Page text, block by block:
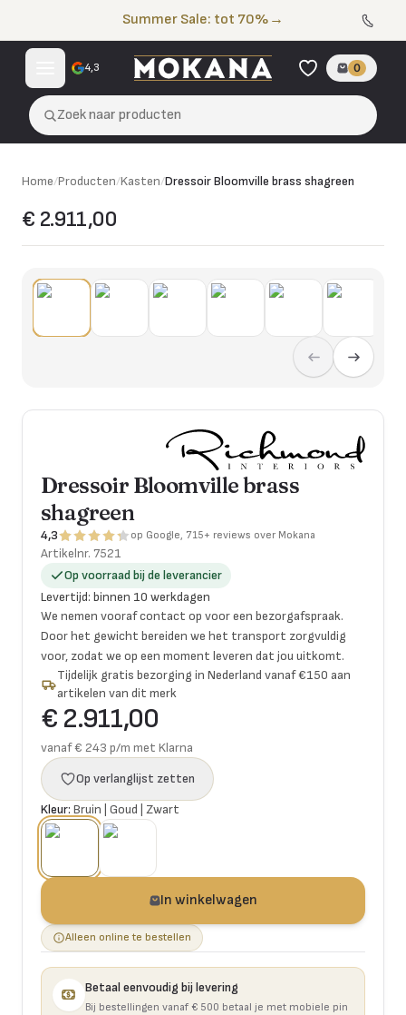
Summer Sale: tot 70% →
4,3 0
Zoek naar producten
Home/Producten/Kasten/Dressoir Bloomville brass shagreen
€ 2.911,00
Dressoir Bloomville brass
shagreen
4,3 op Google, 715+ reviews over Mokana
Artikelnr. 7521
Op voorraad bij de leverancier
Levertijd: binnen 10 werkdagen
We nemen vooraf contact op voor een bezorgafspraak.
Door het gewicht bereiden we het transport zorgvuldig
voor, zodat we op een moment leveren dat jou uitkomt.
Tijdelijk gratis bezorging in Nederland vanaf €150 aan
artikelen van dit merk
€ 2.911,00
vanaf € 243 p/m met Klarna
Op verlanglijst zetten
Kleur: Bruin | Goud | Zwart
In winkelwagen
Alleen online te bestellen
Betaal eenvoudig bij levering
Bij bestellingen vanaf € 500 betaal je met mobiele pin